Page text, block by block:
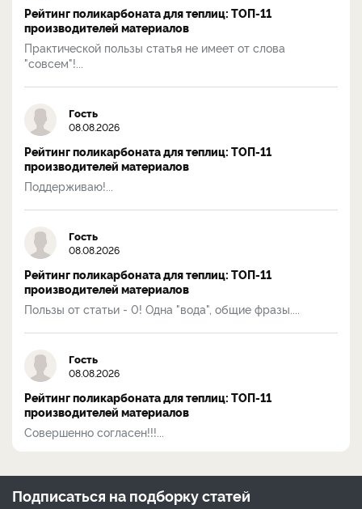
Рейтинг поликарбоната для теплиц: ТОП-11
производителей материалов
Практической пользы статья не имеет от слова
"совсем"!...
Гость
08.08.2026
Рейтинг поликарбоната для теплиц: ТОП-11
производителей материалов
Поддерживаю!...
Гость
08.08.2026
Рейтинг поликарбоната для теплиц: ТОП-11
производителей материалов
Пользы от статьи - 0! Одна "вода", общие фразы....
Гость
08.08.2026
Рейтинг поликарбоната для теплиц: ТОП-11
производителей материалов
Совершенно согласен!!!...
Подписаться на подборку статей